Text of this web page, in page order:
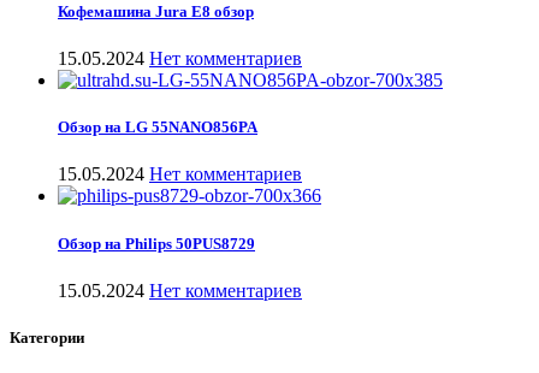
Кофемашина Jura E8 обзор
15.05.2024 Нет комментариев
Обзор на LG 55NANO856PA
15.05.2024 Нет комментариев
Обзор на Philips 50PUS8729
15.05.2024 Нет комментариев
Категории